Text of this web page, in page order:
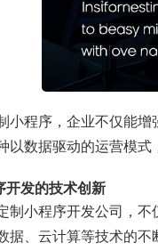
小程序，企业不仅能
以数据驱动的运营模式
开发的技术创新
制小程序开发公司，不
据、云计算等技术的